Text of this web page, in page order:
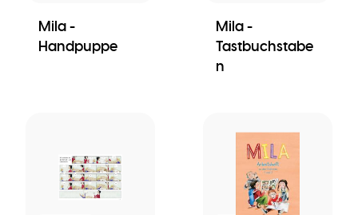
Mila -
Handpuppe
Mila -
Tastbuchstabe
n